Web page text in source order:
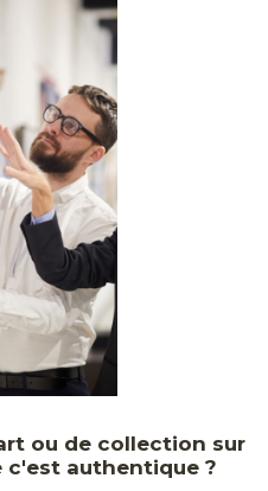
ou de collection sur
c'est authentique ?